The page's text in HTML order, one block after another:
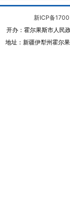
新ICP备
开办：霍尔果斯市人民
地址：新疆伊犁州霍